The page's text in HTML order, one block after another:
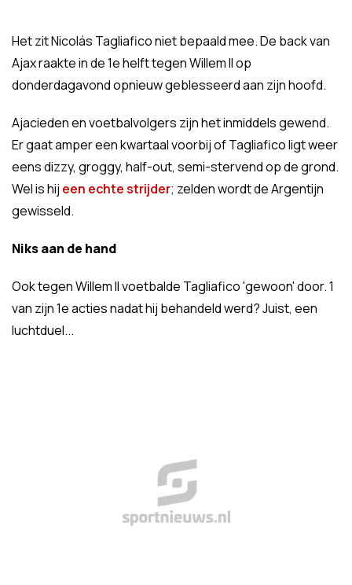
Het zit Nicolás Tagliafico niet bepaald mee. De back van
Ajax raakte in de 1e helft tegen Willem II op
donderdagavond opnieuw geblesseerd aan zijn hoofd.
Ajacieden en voetbalvolgers zijn het inmiddels gewend.
Er gaat amper een kwartaal voorbij of Tagliafico ligt weer
eens dizzy, groggy, half-out, semi-stervend op de grond.
Wel is hij een echte strijder; zelden wordt de Argentijn
gewisseld.
Niks aan de hand
Ook tegen Willem II voetbalde Tagliafico 'gewoon' door. 1
van zijn 1e acties nadat hij behandeld werd? Juist, een
luchtduel...